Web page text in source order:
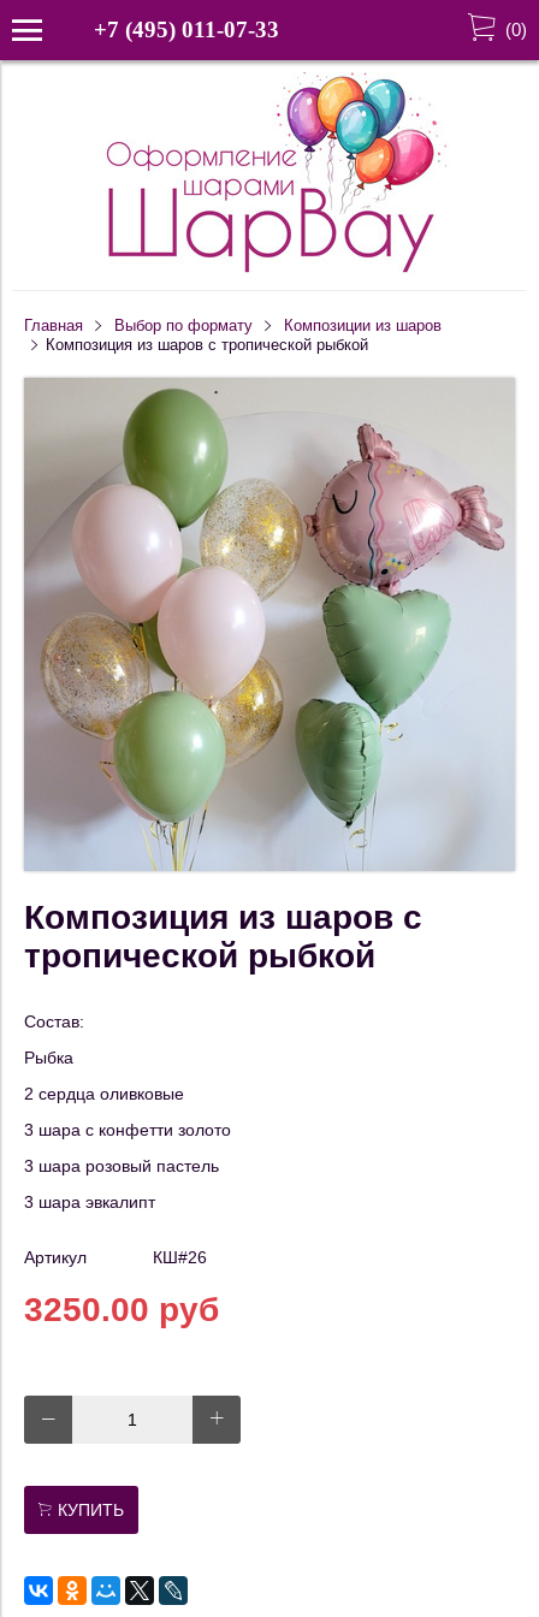
+7 (495) 011-07-33 (0)
Главная Выбор по формату
Композиции из шаров
Композиция из шаров с тропической рыбкой
Композиция из шаров с
тропической рыбкой
Состав:
Рыбка
2 сердца оливковые
3 шара с конфетти золото
3 шара розовый пастель
3 шара эвкалипт
Артикул КШ#26
3250.00 руб
КУПИТЬ